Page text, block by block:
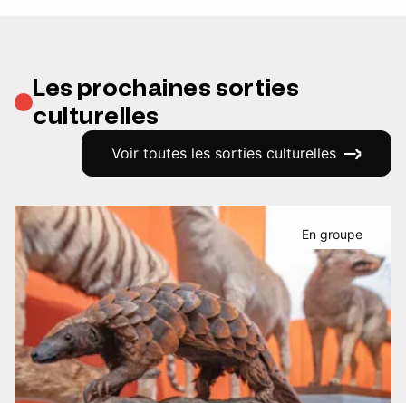
Les prochaines sorties
culturelles
Voir toutes les sorties culturelles
En groupe